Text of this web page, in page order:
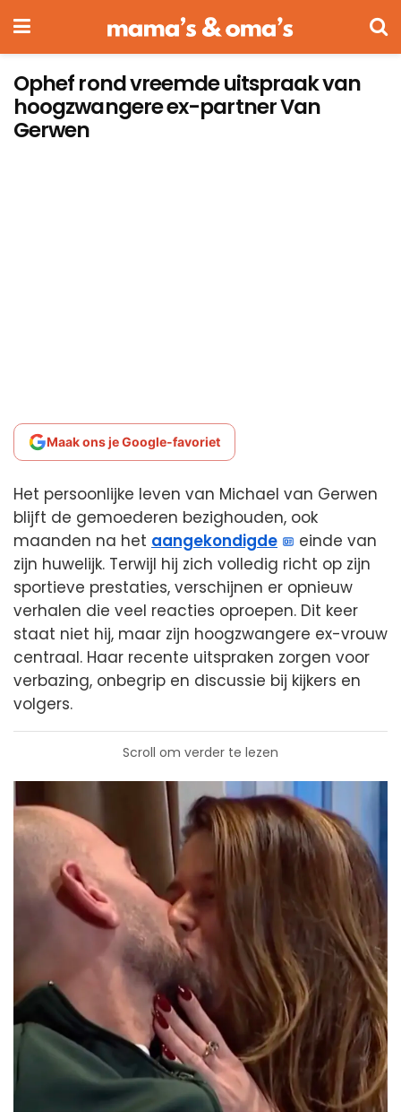
Ophef rond vreemde uitspraak van
hoogzwangere ex-partner Van
Gerwen
Maak ons je Google-favoriet
Het persoonlijke leven van Michael van Gerwen
blijft de gemoederen bezighouden, ook
maanden na het aangekondigde
einde van
zijn huwelijk. Terwijl hij zich volledig richt op zijn
sportieve prestaties, verschijnen er opnieuw
verhalen die veel reacties oproepen. Dit keer
staat niet hij, maar zijn hoogzwangere ex-vrouw
centraal. Haar recente uitspraken zorgen voor
verbazing, onbegrip en discussie bij kijkers en
volgers.
Scroll om verder te lezen